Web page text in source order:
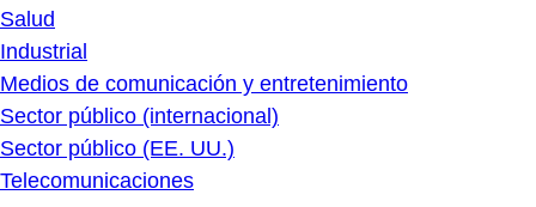
Salud
Industrial
Medios de comunicación y entretenimiento
Sector público (internacional)
Sector público (EE. UU.)
Telecomunicaciones